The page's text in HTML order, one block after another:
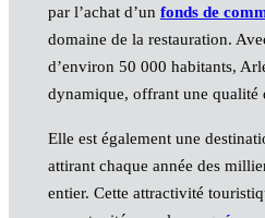
par l’achat d’un fonds de
domaine de la restauration.
d’environ 50 000 habitants,
dynamique, offrant une qualité
Elle est également une
attirant chaque année des
entier. Cette attractivité